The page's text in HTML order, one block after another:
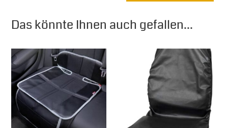
Das könnte Ihnen auch gefallen...